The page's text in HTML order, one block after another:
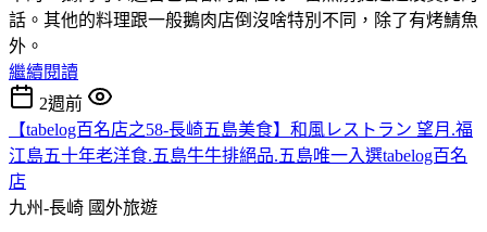
話。其他的料理跟一般鵝肉店倒沒啥特別不同，除了有烤鯖魚
外。
繼續閱讀
2週前
【tabelog百名店之58-長崎五島美食】和風レストラン 望月.福
江島五十年老洋食.五島牛牛排絕品.五島唯一入選tabelog百名
店
九州-長崎 國外旅遊